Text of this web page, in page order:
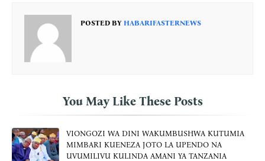
POSTED BY HABARIFASTERNEWS
You May Like These Posts
VIONGOZI WA DINI WAKUMBUSHWA KUTUMIA
MIMBARI KUENEZA JOTO LA UPENDO NA
UVUMILIVU KULINDA AMANI YA TANZANIA